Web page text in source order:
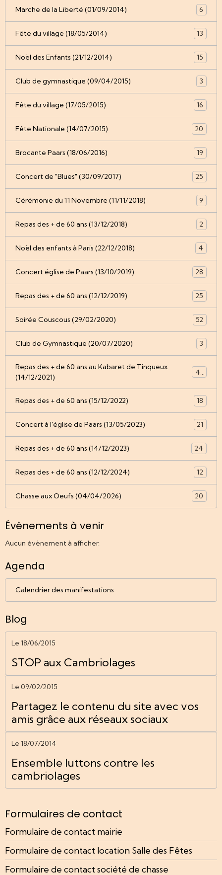
Marche de la Liberté (01/09/2014) 6
Fête du village (18/05/2014) 13
Noël des Enfants (21/12/2014) 15
Club de gymnastique (09/04/2015) 3
Fête du village (17/05/2015) 16
Fête Nationale (14/07/2015) 20
Brocante Paars (18/06/2016) 19
Concert de "Blues" (30/09/2017) 25
Cérémonie du 11 Novembre (11/11/2018) 9
Repas des + de 60 ans (13/12/2018) 2
Noël des enfants à Paris (22/12/2018) 4
Concert église de Paars (13/10/2019) 28
Repas des + de 60 ans (12/12/2019) 25
Soirée Couscous (29/02/2020) 52
Club de Gymnastique (20/07/2020) 3
Repas des + de 60 ans au Kabaret de Tinqueux
(14/12/2021)
Repas des + de 60 ans (15/12/2022) 18
Concert à l'église de Paars (13/05/2023) 21
Repas des + de 60 ans (14/12/2023) 24
Repas des + de 60 ans (12/12/2024) 12
Chasse aux Oeufs (04/04/2026) 20
Évènements à venir
Aucun évènement à afficher.
Agenda
Calendrier des manifestations
Blog
Le 18/06/2015
STOP aux Cambriolages
Le 09/02/2015
Partagez le contenu du site avec vos
amis grâce aux réseaux sociaux
Le 18/07/2014
Ensemble luttons contre les
cambriolages
Formulaires de contact
Formulaire de contact mairie
Formulaire de contact location Salle des Fêtes
Formulaire de contact société de chasse